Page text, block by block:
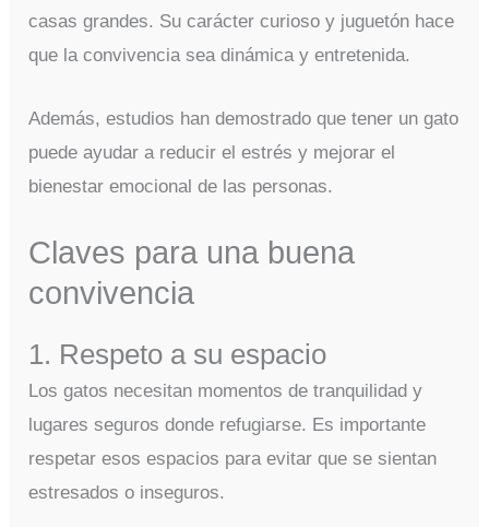
casas grandes. Su carácter curioso y juguetón hace
que la convivencia sea dinámica y entretenida.
Además, estudios han demostrado que tener un gato
puede ayudar a reducir el estrés y mejorar el
bienestar emocional de las personas.
Claves para una buena
convivencia
1. Respeto a su espacio
Los gatos necesitan momentos de tranquilidad y
lugares seguros donde refugiarse. Es importante
respetar esos espacios para evitar que se sientan
estresados o inseguros.